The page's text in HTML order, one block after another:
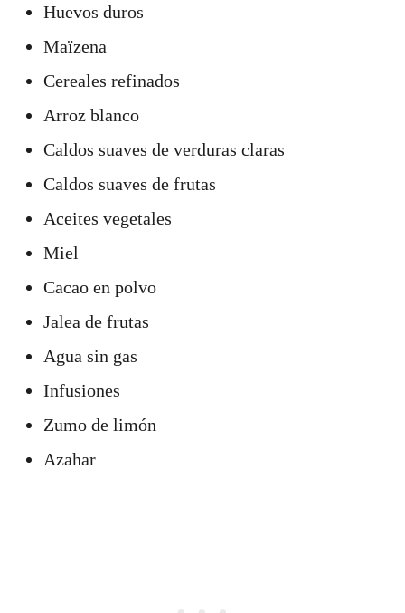
Huevos duros
Maïzena
Cereales refinados
Arroz blanco
Caldos suaves de verduras claras
Caldos suaves de frutas
Aceites vegetales
Miel
Cacao en polvo
Jalea de frutas
Agua sin gas
Infusiones
Zumo de limón
Azahar